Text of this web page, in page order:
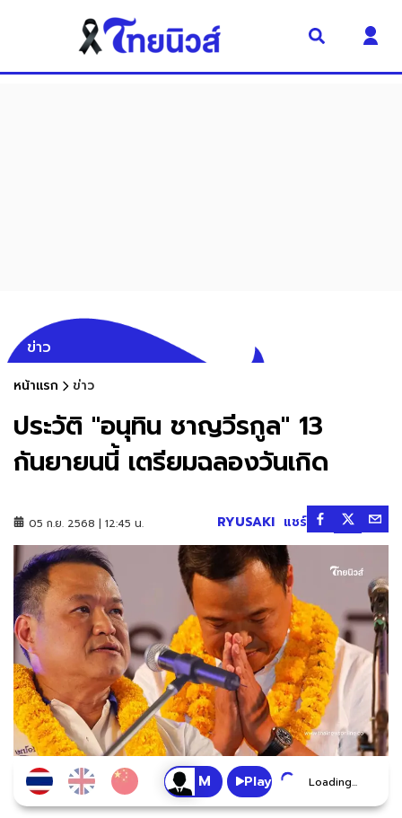
ข่าว
หน้าแรก ข่าว
ประวัติ "อนุทิน ชาญวีรกูล" 13
กันยายนนี้ เตรียมฉลองวันเกิด
05 ก.ย. 2568 | 12:45 น. RYUSAKI แชร์
Play Loading...